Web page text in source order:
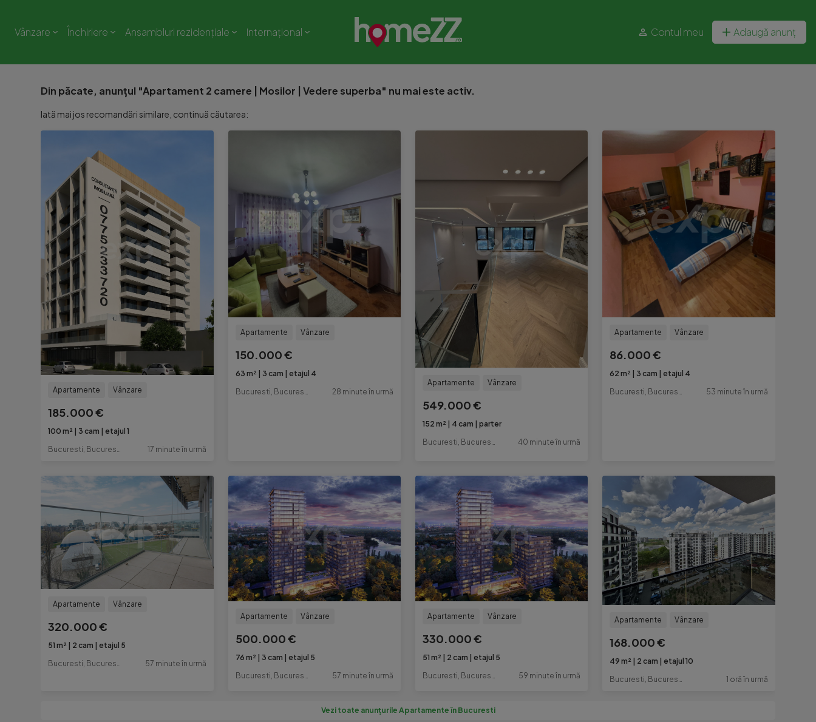
Vânzare Închiriere Ansambluri rezidențiale Internațional Contul meu Adaugă anunț
Din păcate, anunțul "Apartament 2 camere | Mosilor | Vedere superba" nu mai este activ.
Iată mai jos recomandări similare, continuă căutarea:
Apartamente Vânzare
185.000 €
100 m² 3 cam
etajul 1
17 minute în urmă
Apartamente Vânzare
150.000 €
63 m² 3 cam
etajul 4
Bucuresti, Bucuresti-Ilfov
28 minute în urmă
Apartamente Vânzare
549.000 €
152 m² 4 cam
parter
Bucuresti, Bucuresti-Ilfov
40 minute în urmă
Apartamente Vânzare
86.000 €
62 m² 3 cam
etajul 4
Bucuresti, Bucuresti-Ilfov
53 minute în urmă
Apartamente Vânzare
320.000 €
51 m² 2 cam
etajul 5
57 minute în urmă
Apartamente Vânzare
500.000 €
76 m² 3 cam
etajul 5
Bucuresti, Bucuresti-Ilfov
57 minute în urmă
Apartamente Vânzare
330.000 €
51 m² 2 cam
etajul 5
Bucuresti, Bucuresti-Ilfov
59 minute în urmă
Apartamente Vânzare
168.000 €
49 m² 2 cam
etajul 10
Bucuresti, Bucuresti-Ilfov
1 oră în urmă
Vezi toate anunțurile Apartamente în Bucuresti